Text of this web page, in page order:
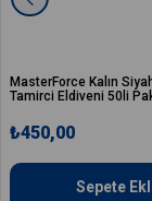
MasterForce Kalın
Tamirci Eldiveni 50li
₺450,00
Sepete